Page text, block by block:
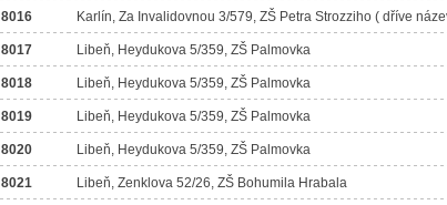
8016 Karlín, Za Invalidovnou 3/579, ZŠ Petra Strozziho ( dříve
8017 Libeň, Heydukova 5/359, ZŠ Palmovka
8018 Libeň, Heydukova 5/359, ZŠ Palmovka
8019 Libeň, Heydukova 5/359, ZŠ Palmovka
8020 Libeň, Heydukova 5/359, ZŠ Palmovka
8021 Libeň, Zenklova 52/26, ZŠ Bohumila Hrabala